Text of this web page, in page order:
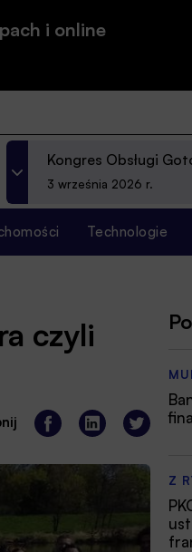
i online
Kongres Obsługi
3 września 2026 r.
Technologie
czyli
Z